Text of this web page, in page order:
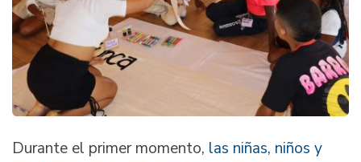
Durante el primer momento, las niñas, niños y